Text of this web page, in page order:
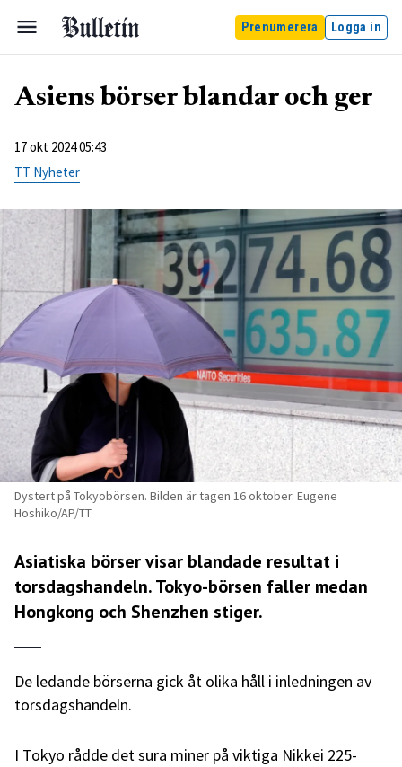
Prenumerera Logga in
Asiens börser blandar och ger
17 okt 2024 05:43
TT Nyheter
Dystert på Tokyobörsen. Bilden är tagen 16 oktober. Eugene
Hoshiko/AP/TT
Asiatiska börser visar blandade resultat i
torsdagshandeln. Tokyo-börsen faller medan
Hongkong och Shenzhen stiger.
De ledande börserna gick åt olika håll i inledningen av
torsdagshandeln.
I Tokyo rådde det sura miner på viktiga Nikkei 225-